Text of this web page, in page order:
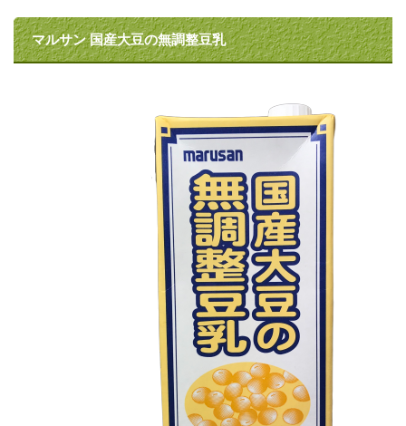
マルサン 国産大豆の無調整豆乳